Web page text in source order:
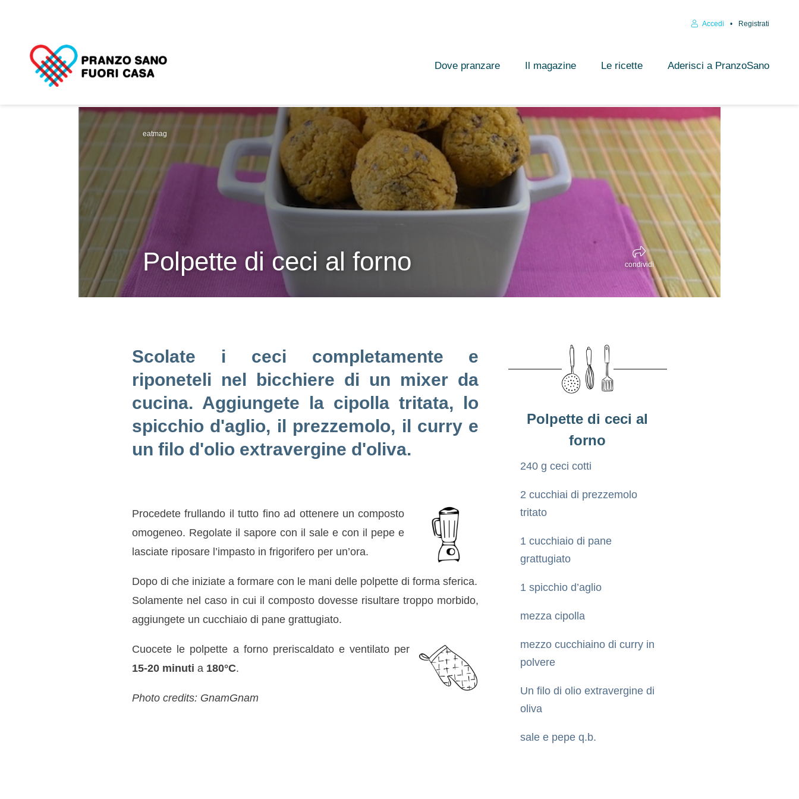
Accedi Registrati
Dove pranzare Il magazine Le ricette Aderisci a PranzoSano
eatmag
Polpette di ceci al forno condividi
Scolate i ceci completamente e
riponeteli nel bicchiere di un mixer da
cucina. Aggiungete la cipolla tritata, lo
spicchio d'aglio, il prezzemolo, il curry e
un filo d'olio extravergine d'oliva.
Procedete frullando il tutto fino ad ottenere un composto
omogeneo. Regolate il sapore con il sale e con il pepe e
lasciate riposare l’impasto in frigorifero per un’ora.
Dopo di che iniziate a formare con le mani delle polpette di forma sferica.
Solamente nel caso in cui il composto dovesse risultare troppo morbido,
aggiungete un cucchiaio di pane grattugiato.
Cuocete le polpette a forno preriscaldato e ventilato per
15-20 minuti a 180°C.
Photo credits: GnamGnam
Polpette di ceci al
forno
240 g ceci cotti
2 cucchiai di prezzemolo
tritato
1 cucchiaio di pane
grattugiato
1 spicchio d’aglio
mezza cipolla
mezzo cucchiaino di curry in
polvere
Un filo di olio extravergine di
oliva
sale e pepe q.b.